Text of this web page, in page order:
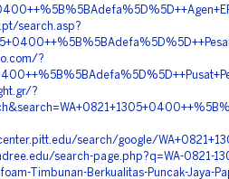
search.asp?
?
?
search/google/
search-page.php?q=WA-0821-
Timbunan-Berkualitas-Puncak-Jaya-